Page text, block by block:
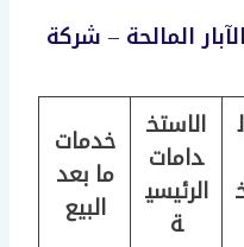
المالحة – شركة
الاستخ
دامات
الرئيسي
ة
خدمات
ما بعد
البيع